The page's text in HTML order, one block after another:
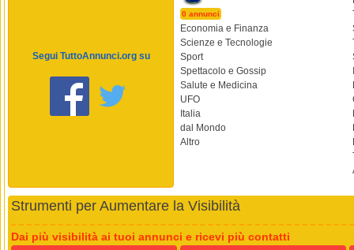
Segui TuttoAnnunci.org su
0 annunci
Economia e Finanza
Scienze e Tecnologie
Sport
Spettacolo e Gossip
Salute e Medicina
UFO
Italia
dal Mondo
Altro
Strumenti per Aumentare la Visibilità
Dai più visibilità ai tuoi annunci e ricevi più contatti